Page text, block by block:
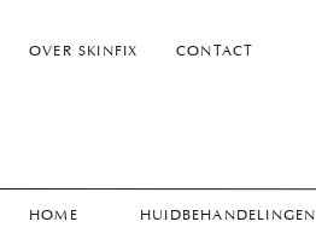
CONTACT
OVER SKINFIX
HOME HUIDBEHANDELINGEN